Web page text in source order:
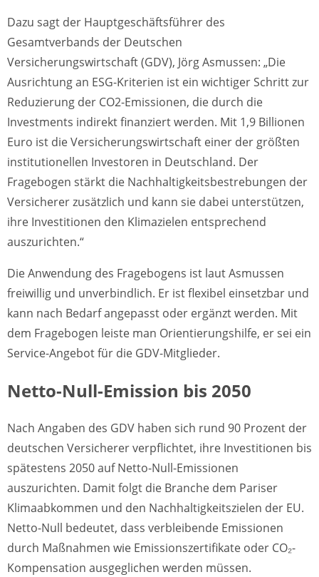
Dazu sagt der Hauptgeschäftsführer des
Gesamtverbands der Deutschen
Versicherungswirtschaft (GDV), Jörg Asmussen: „Die
Ausrichtung an ESG-Kriterien ist ein wichtiger Schritt zur
Reduzierung der CO2-Emissionen, die durch die
Investments indirekt finanziert werden. Mit 1,9 Billionen
Euro ist die Versicherungswirtschaft einer der größten
institutionellen Investoren in Deutschland. Der
Fragebogen stärkt die Nachhaltigkeitsbestrebungen der
Versicherer zusätzlich und kann sie dabei unterstützen,
ihre Investitionen den Klimazielen entsprechend
auszurichten.“
Die Anwendung des Fragebogens ist laut Asmussen
freiwillig und unverbindlich. Er ist flexibel einsetzbar und
kann nach Bedarf angepasst oder ergänzt werden. Mit
dem Fragebogen leiste man Orientierungshilfe, er sei ein
Service-Angebot für die GDV-Mitglieder.
Netto-Null-Emission bis 2050
Nach Angaben des GDV haben sich rund 90 Prozent der
deutschen Versicherer verpflichtet, ihre Investitionen bis
spätestens 2050 auf Netto-Null-Emissionen
auszurichten. Damit folgt die Branche dem Pariser
Klimaabkommen und den Nachhaltigkeitszielen der EU.
Netto-Null bedeutet, dass verbleibende Emissionen
durch Maßnahmen wie Emissionszertifikate oder CO₂-
Kompensation ausgeglichen werden müssen.